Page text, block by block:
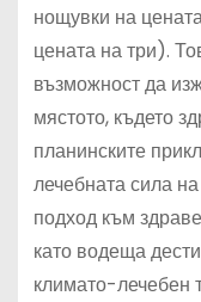
нощувки на
цената на три).
възможност да
мястото, където
планинските
лечебната сила
подход към
като водеща
климато-лечебен